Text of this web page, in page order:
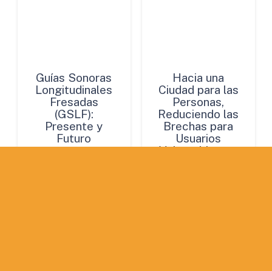
Guías Sonoras
Longitudinales
Fresadas
(GSLF):
Presente y
Futuro
Hacia una
Ciudad para las
Personas,
Reduciendo las
Brechas para
Usuarios
Vulnerables en